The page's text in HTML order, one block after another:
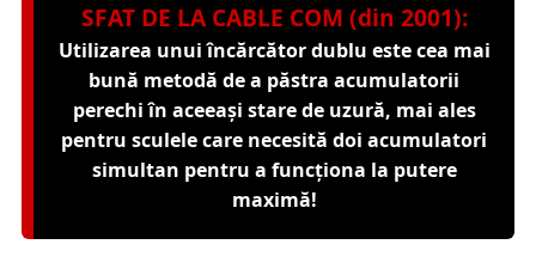
SFAT DE LA CABLE COM (din 2001):
Utilizarea unui încărcător dublu este cea mai
bună metodă de a păstra acumulatorii
perechi în aceeași stare de uzură, mai ales
pentru sculele care necesită doi acumulatori
simultan pentru a funcționa la putere
maximă!